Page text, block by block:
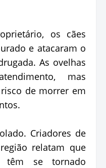
os cães
e atacaram o
As ovelhas
mas
de morrer em
Criadores de
relatam que
têm se tornado